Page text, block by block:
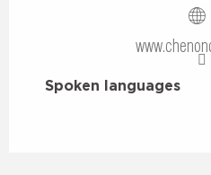
Spoken languages
Spoken languages